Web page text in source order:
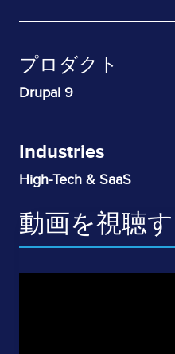
プロダクト
Drupal 9
Industries
High-Tech & SaaS
動画を視聴